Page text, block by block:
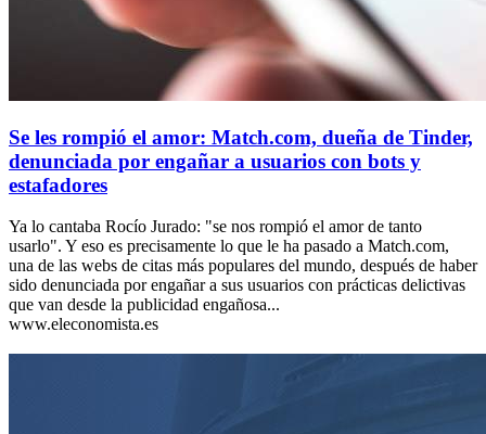
Se les rompió el amor: Match.com, dueña de Tinder,
denunciada por engañar a usuarios con bots y
estafadores
Ya lo cantaba Rocío Jurado: "se nos rompió el amor de tanto
usarlo". Y eso es precisamente lo que le ha pasado a Match.com,
una de las webs de citas más populares del mundo, después de haber
sido denunciada por engañar a sus usuarios con prácticas delictivas
que van desde la publicidad engañosa...
www.eleconomista.es